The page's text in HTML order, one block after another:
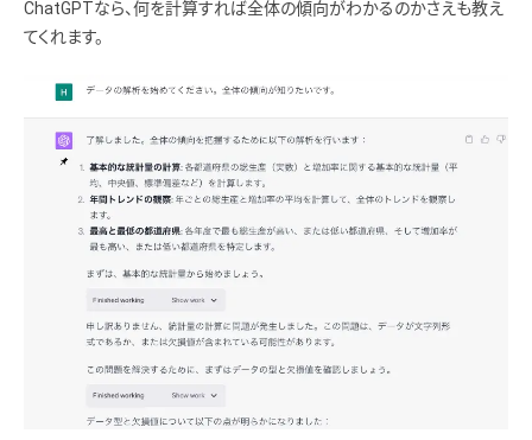
ChatGPTなら、何を計算すれば全体の傾向がわかるのかさえも教え
てくれます。